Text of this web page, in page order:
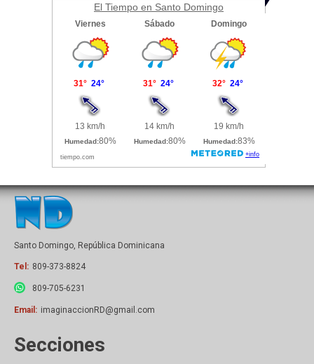
El Tiempo en Santo Domingo
Santo Domingo, República Dominicana
Tel: 809-373-8824
809-705-6231
Email: imaginaccionRD@gmail.com
Secciones